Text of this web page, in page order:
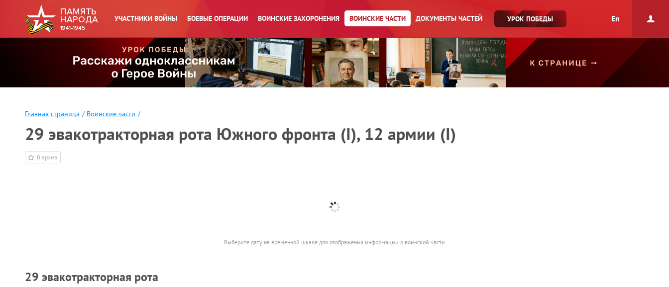
УЧАСТНИКИ ВОЙНЫ БОЕВЫЕ ОПЕРАЦИИ ВОИНСКИЕ ЗАХОРОНЕНИЯ ВОИНСКИЕ ЧАСТИ ДОКУМЕНТЫ ЧАСТЕЙ УРОК ПОБЕДЫ En
Главная страница / Воинские части /
29 эвакотракторная рота Южного фронта (I), 12 армии (I)
В архив
Выберите дату на временной шкале для отображения информации о воинской части
29 эвакотракторная рота